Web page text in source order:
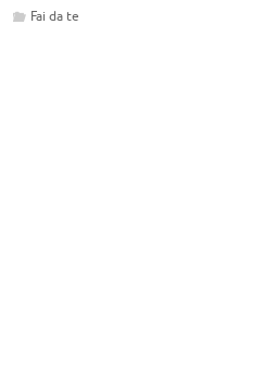
Fai da te